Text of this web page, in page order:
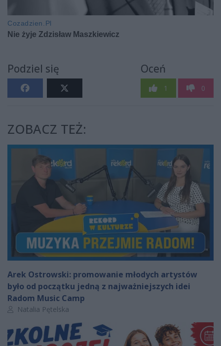
Podziel się Oceń
1 0
ZOBACZ TEŻ:
Arek Ostrowski: promowanie młodych artystów
było od początku jedną z najważniejszych idei
Radom Music Camp
Autor artykułu:
Natalia Pętelska